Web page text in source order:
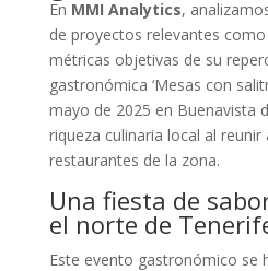
En MMI Analytics,
de proyectos relevantes
métricas objetivas de su
gastronómica ‘Mesas con
mayo de 2025 en Buenavista
riqueza culinaria local al
restaurantes de la zona.
Una fiesta de
el norte de
Este evento gastronómico se